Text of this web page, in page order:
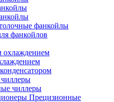
фанкойлы
фанкойлов
чиллеры
Прецизионные